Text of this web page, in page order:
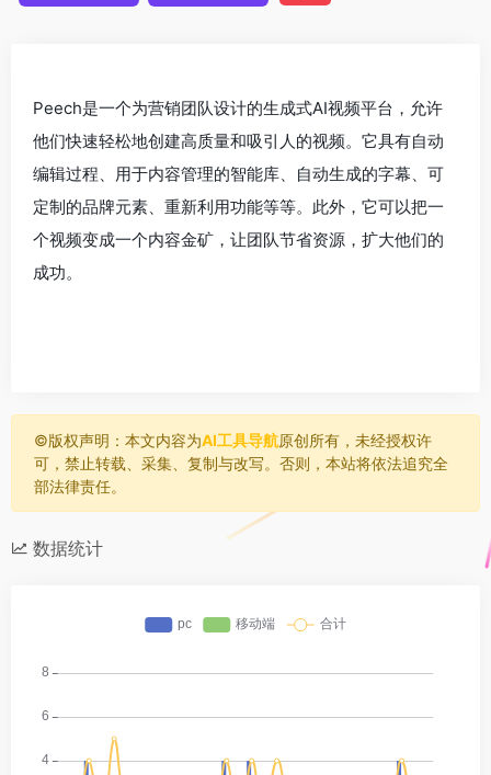
Peech是一个为营销团队设计的生成式AI视频平台，允许
他们快速轻松地创建高质量和吸引人的视频。它具有自动
编辑过程、用于内容管理的智能库、自动生成的字幕、可
定制的品牌元素、重新利用功能等等。此外，它可以把一
个视频变成一个内容金矿，让团队节省资源，扩大他们的
成功。
©️版权声明：本文内容为AI工具导航原创所有，未经授权许
可，禁止转载、采集、复制与改写。否则，本站将依法追究全
部法律责任。
数据统计